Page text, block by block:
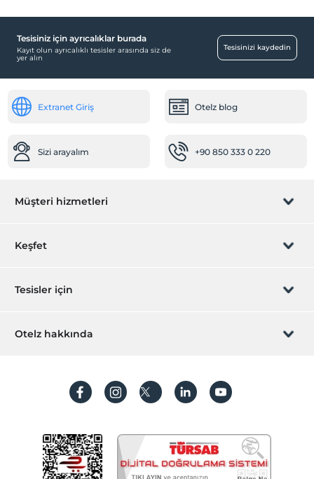
Tesisiniz için ayrıcalıklar burada
Kayıt olun ayrıcalıklı tesisler arasında siz de
yer alın
Tesisinizi kaydedin
Extranet Giriş Otelz blog
Sizi arayalım +90 850 333 0 220
Müşteri hizmetleri
Rezervasyon yönet
Sıkça sorulan sorular
İşlem rehberi
Keşfet
Hediye Kart
Hesap oluştur
Tesisler için
Hemen tesisinizi ekleyin
Otelz hakkında
Koşullar ve şartlar